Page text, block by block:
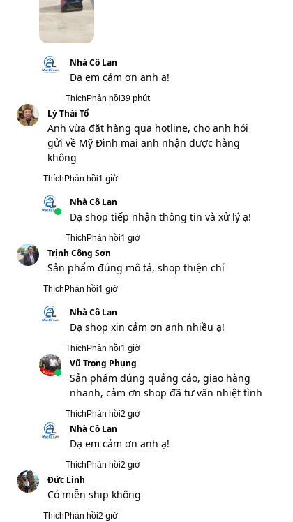
Nhà Cô Lan
Dạ em cảm ơn anh ạ!
ThíchPhản hồi39 phút
Lý Thái Tổ
Anh vừa đặt hàng qua hotline, cho anh hỏi
gửi về Mỹ Đình mai anh nhận được hàng
không
ThíchPhản hồi1 giờ
Nhà Cô Lan
Dạ shop tiếp nhận thông tin và xử lý ạ!
ThíchPhản hồi1 giờ
Trịnh Công Sơn
Sản phẩm đúng mô tả, shop thiện chí
ThíchPhản hồi1 giờ
Nhà Cô Lan
Dạ shop xin cảm ơn anh nhiều ạ!
ThíchPhản hồi1 giờ
Vũ Trọng Phụng
Sản phẩm đúng quảng cáo, giao hàng
nhanh, cảm ơn shop đã tư vấn nhiệt tình
ThíchPhản hồi2 giờ
Nhà Cô Lan
Dạ em cảm ơn anh ạ!
ThíchPhản hồi2 giờ
Đức Linh
Có miễn ship không
ThíchPhản hồi2 giờ